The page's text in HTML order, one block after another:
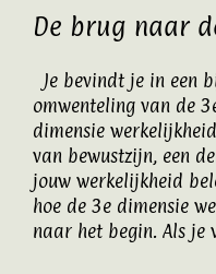
Online platform
Artikelen
Contact
De brug naar
Je bevindt je in een
omwenteling van de
dimensie
van bewustzijn, een
jouw werkelijkheid
hoe de 3e dimensie
naar het begin. Als je